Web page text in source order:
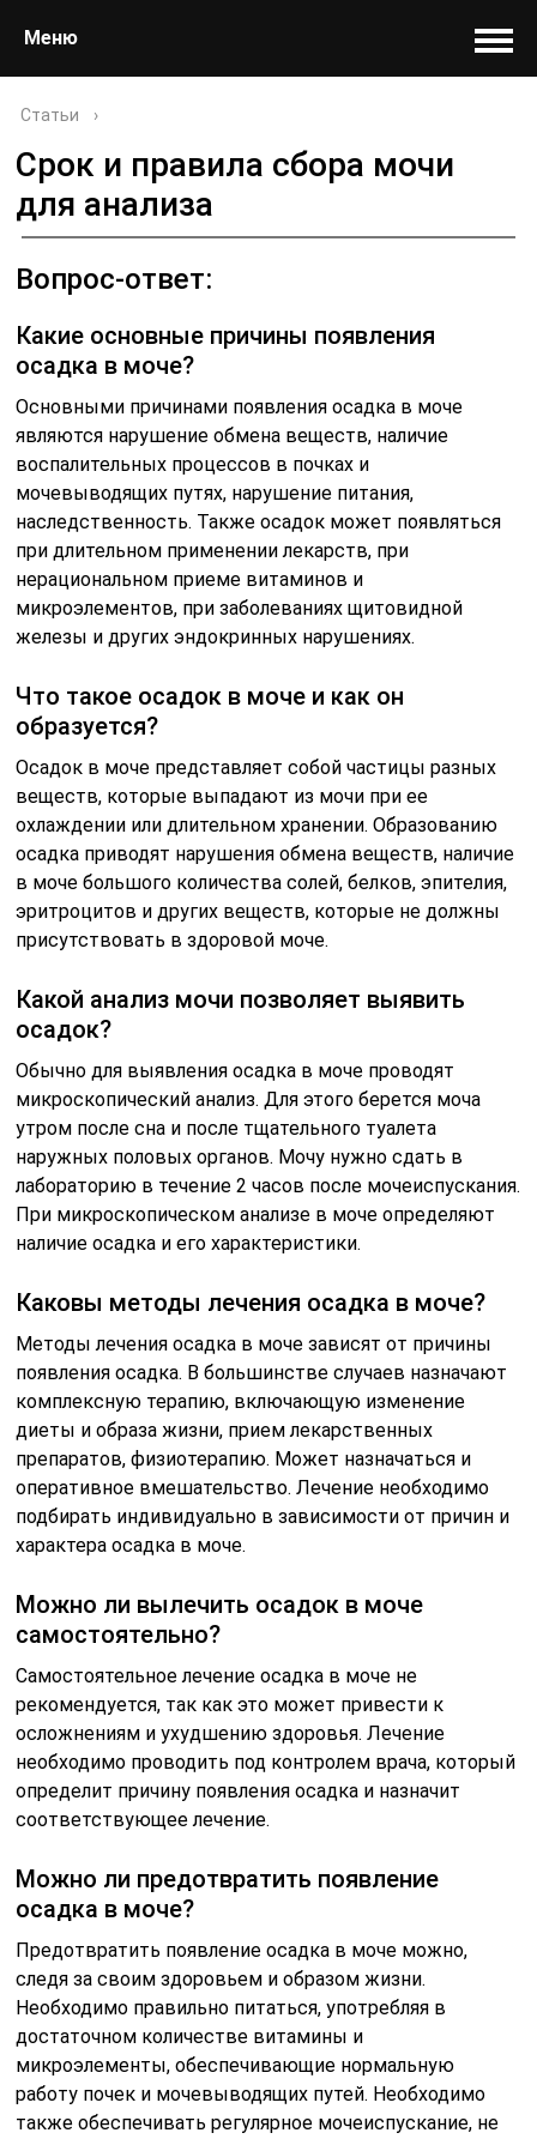
Меню
Статьи ›
Срок и правила сбора мочи
для анализа
Вопрос-ответ:
Какие основные причины появления
осадка в моче?
Основными причинами появления осадка в моче
являются нарушение обмена веществ, наличие
воспалительных процессов в почках и
мочевыводящих путях, нарушение питания,
наследственность. Также осадок может появляться
при длительном применении лекарств, при
нерациональном приеме витаминов и
микроэлементов, при заболеваниях щитовидной
железы и других эндокринных нарушениях.
Что такое осадок в моче и как он
образуется?
Осадок в моче представляет собой частицы разных
веществ, которые выпадают из мочи при ее
охлаждении или длительном хранении. Образованию
осадка приводят нарушения обмена веществ, наличие
в моче большого количества солей, белков, эпителия,
эритроцитов и других веществ, которые не должны
присутствовать в здоровой моче.
Какой анализ мочи позволяет выявить
осадок?
Обычно для выявления осадка в моче проводят
микроскопический анализ. Для этого берется моча
утром после сна и после тщательного туалета
наружных половых органов. Мочу нужно сдать в
лабораторию в течение 2 часов после мочеиспускания.
При микроскопическом анализе в моче определяют
наличие осадка и его характеристики.
Каковы методы лечения осадка в моче?
Методы лечения осадка в моче зависят от причины
появления осадка. В большинстве случаев назначают
комплексную терапию, включающую изменение
диеты и образа жизни, прием лекарственных
препаратов, физиотерапию. Может назначаться и
оперативное вмешательство. Лечение необходимо
подбирать индивидуально в зависимости от причин и
характера осадка в моче.
Можно ли вылечить осадок в моче
самостоятельно?
Самостоятельное лечение осадка в моче не
рекомендуется, так как это может привести к
осложнениям и ухудшению здоровья. Лечение
необходимо проводить под контролем врача, который
определит причину появления осадка и назначит
соответствующее лечение.
Можно ли предотвратить появление
осадка в моче?
Предотвратить появление осадка в моче можно,
следя за своим здоровьем и образом жизни.
Необходимо правильно питаться, употребляя в
достаточном количестве витамины и
микроэлементы, обеспечивающие нормальную
работу почек и мочевыводящих путей. Необходимо
также обеспечивать регулярное мочеиспускание, не